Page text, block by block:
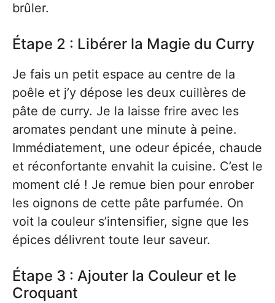
brûler.
Étape 2 : Libérer la Magie du Curry
Je fais un petit espace au centre de la
poêle et j’y dépose les deux cuillères de
pâte de curry. Je la laisse frire avec les
aromates pendant une minute à peine.
Immédiatement, une odeur épicée, chaude
et réconfortante envahit la cuisine. C’est le
moment clé ! Je remue bien pour enrober
les oignons de cette pâte parfumée. On
voit la couleur s’intensifier, signe que les
épices délivrent toute leur saveur.
Étape 3 : Ajouter la Couleur et le
Croquant